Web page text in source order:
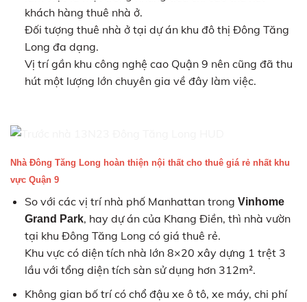
khách hàng thuê nhà ở.
Đối tượng thuê nhà ở tại dự án khu đô thị Đông Tăng
Long đa dạng.
Vị trí gần khu công nghệ cao Quận 9 nên cũng đã thu
hút một lượng lớn chuyên gia về đây làm việc.
Nhà Đông Tăng Long hoàn thiện nội thất cho thuê giá rẻ nhất khu
vực Quận 9
So với các vị trí nhà phố Manhattan trong Vinhome
Grand Park, hay dự án của Khang Điền, thì nhà vườn
tại khu Đông Tăng Long có giá thuê rẻ.
Khu vực có diện tích nhà lớn 8×20 xây dựng 1 trệt 3
lầu với tổng diện tích sàn sử dụng hơn 312m².
Không gian bố trí có chổ đậu xe ô tô, xe máy, chi phí